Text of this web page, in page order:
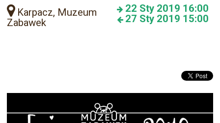
Karpacz, Muzeum
Zabawek
22 Sty 2019 16:00
27 Sty 2019 15:00